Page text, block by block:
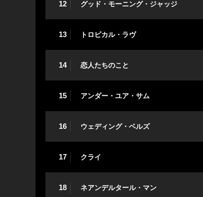
12 グッド・モーニング・ジャッジ
13 トロピカル・ラヴ
14 恋人たちのこと
15 アンダー・ユア・サム
16 ウェディング・ベルズ
17 クライ
18 ネアンデルタール・マン